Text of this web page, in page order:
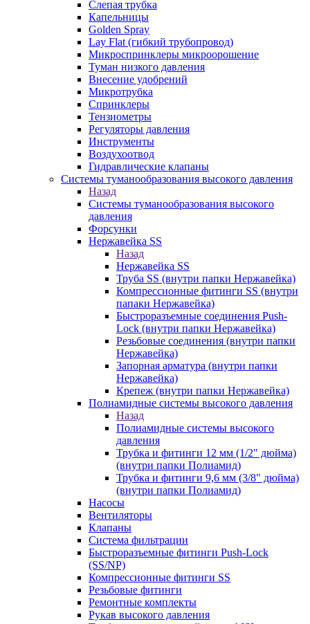
Слепая трубка
Капельницы
Golden Spray
Lay Flat (гибкий трубопровод)
Микроспринклеры микроорошение
Туман низкого давления
Внесение удобрений
Микротрубка
Спринклеры
Тензиометры
Регуляторы давления
Инструменты
Воздухоотвод
Гидравлические клапаны
Системы туманообразования высокого давления
Назад
Системы туманообразования высокого
давления
Форсунки
Нержавейка SS
Назад
Нержавейка SS
Труба SS (внутри папки Нержавейка)
Компрессионные фитинги SS (внутри
папаки Нержавейка)
Быстроразъемные соединения Push-
Lock (внутри папки Нержавейка)
Резьбовые соединения (внутри папки
Нержавейка)
Запорная арматура (внутри папки
Нержавейка)
Крепеж (внутри папки Нержавейка)
Полиамидные системы высокого давления
Назад
Полиамидные системы высокого
давления
Трубка и фитинги 12 мм (1/2" дюйма)
(внутри папки Полиамид)
Трубка и фитинги 9,6 мм (3/8" дюйма)
(внутри папки Полиамид)
Насосы
Вентиляторы
Клапаны
Система фильтрации
Быстроразъемные фитинги Push-Lock
(SS/NP)
Компрессионные фитинги SS
Резьбовые фитинги
Ремонтные комплекты
Рукав высокого давления